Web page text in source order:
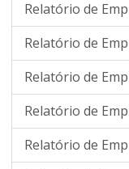
Relatório de
Relatório de
Relatório de
Relatório de
Relatório de